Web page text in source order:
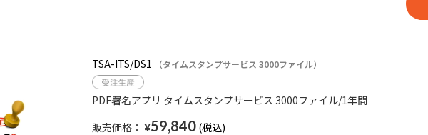
TSA-ITS/DS1 （タイムスタンプサービス 3000ファイル）
PDF署名アプリ タイムスタンプサービス 3000ファイル/1年間
販売価格： ¥59,840